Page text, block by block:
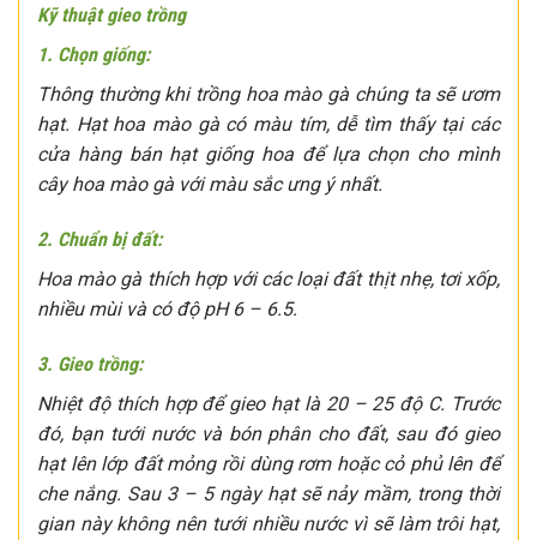
Kỹ thuật gieo trồng
1. Chọn giống:
Thông thường khi trồng hoa mào gà chúng ta sẽ ươm
hạt. Hạt hoa mào gà có màu tím, dễ tìm thấy tại các
cửa hàng bán hạt giống hoa để lựa chọn cho mình
cây hoa mào gà với màu sắc ưng ý nhất.
2. Chuẩn bị đất:
Hoa mào gà thích hợp với các loại đất thịt nhẹ, tơi xốp,
nhiều mùi và có độ pH 6 – 6.5.
3. Gieo trồng:
Nhiệt độ thích hợp để gieo hạt là 20 – 25 độ C. Trước
đó, bạn tưới nước và bón phân cho đất, sau đó gieo
hạt lên lớp đất mỏng rồi dùng rơm hoặc cỏ phủ lên để
che nắng. Sau 3 – 5 ngày hạt sẽ nảy mầm, trong thời
gian này không nên tưới nhiều nước vì sẽ làm trôi hạt,